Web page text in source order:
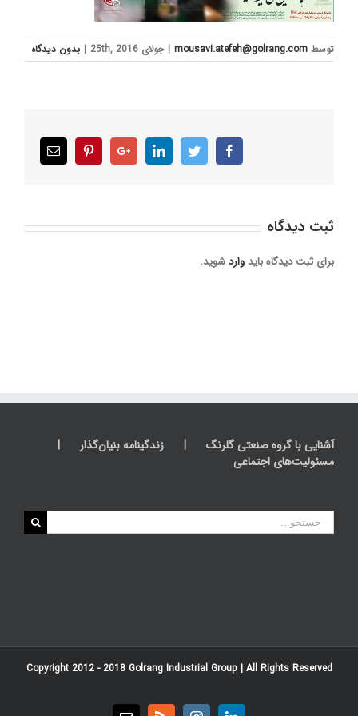
توسط mousavi.atefeh@golrang.com
| جولای 25th, 2016 | بدون ديدگاه
Facebook
Twitter
LinkedIn
Google+
Pinterest
Email
ثبت ديدگاه
برای ثبت دیدگاه باید واردشوید.
آشنایی با گروه صنعتی گلرنگ
زندگینامه بنیان‌گذار
مسئولیت‌های اجتماعی
جستجو
برای:
Copyright 2012 - 2018 Golrang Industrial Group| All Rights Reserved